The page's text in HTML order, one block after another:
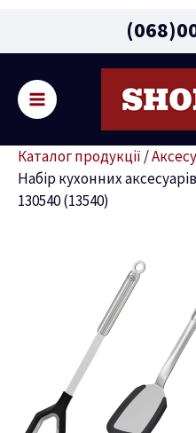
Menu
Каталог продукції /
Набір кухонних
130540 (13540)
130540